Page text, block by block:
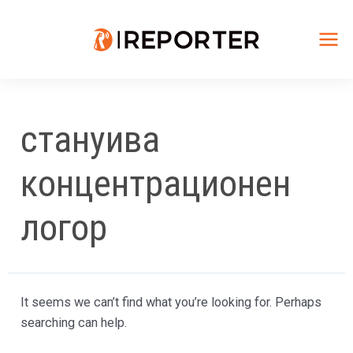
стануива
концентрационен
логор
It seems we can’t find what you’re looking for. Perhaps
searching can help.